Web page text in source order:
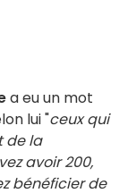
a eu un mot
lui "ceux qui
de la
avoir 200,
bénéficier de